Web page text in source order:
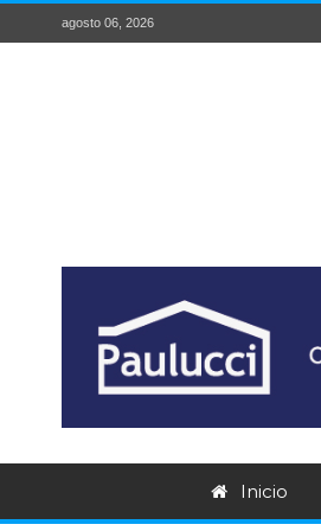
agosto 06, 2026
Inicio